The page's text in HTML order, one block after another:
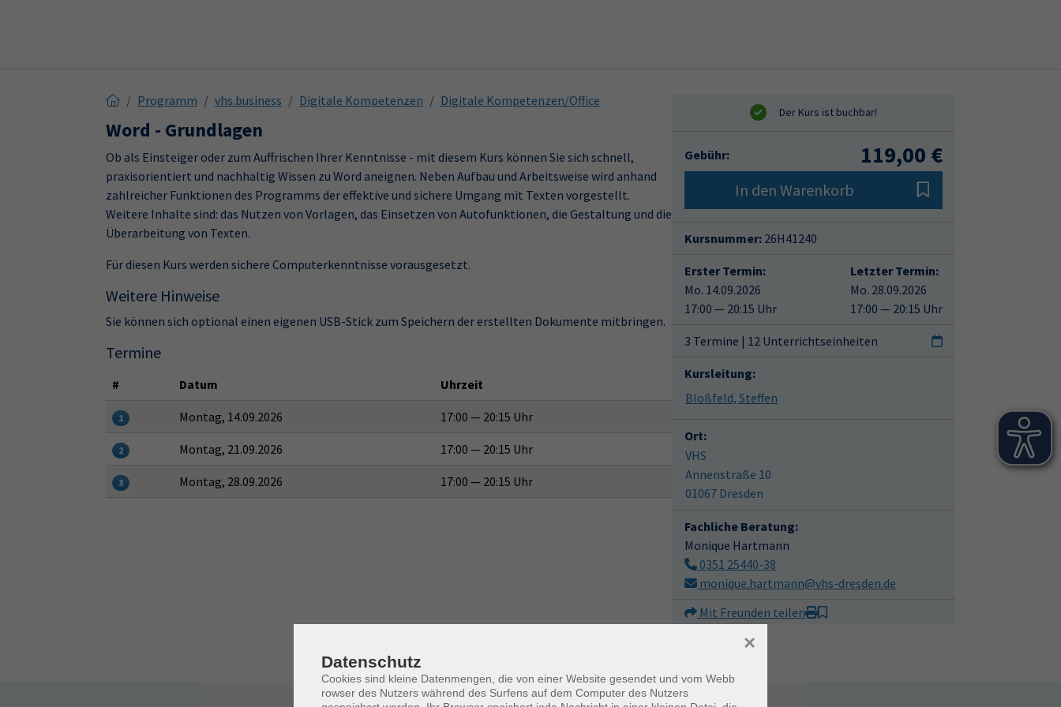
Programm vhs.business Digitale Kompetenzen Digitale Kompetenzen/Office
Word - Grundlagen
Ob als Einsteiger oder zum Auffrischen Ihrer Kenntnisse - mit diesem Kurs können Sie sich schnell,
praxisorientiert und nachhaltig Wissen zu Word aneignen. Neben Aufbau und Arbeitsweise wird anhand
zahlreicher Funktionen des Programms der effektive und sichere Umgang mit Texten vorgestellt.
Weitere Inhalte sind: das Nutzen von Vorlagen, das Einsetzen von Autofunktionen, die Gestaltung und die
Überarbeitung von Texten.
Für diesen Kurs werden sichere Computerkenntnisse vorausgesetzt.
Weitere Hinweise
Sie können sich optional einen eigenen USB-Stick zum Speichern der erstellten Dokumente mitbringen.
Termine
# Datum Uhrzeit
1 Montag, 14.09.2026 17:00 — 20:15 Uhr
2 Montag, 21.09.2026 17:00 — 20:15 Uhr
3 Montag, 28.09.2026 17:00 — 20:15 Uhr
Gebühr: 119,00 €
In den Warenkorb
Kursnummer: 26H41240
Erster Termin:
Mo. 14.09.2026
17:00 — 20:15 Uhr
Letzter Termin:
Mo. 28.09.2026
17:00 — 20:15 Uhr
3 Termine | 12 Unterrichtseinheiten
Kursleitung:
Bloßfeld, Steffen
Ort:
VHS
Annenstraße 10
01067 Dresden
Fachliche Beratung:
Monique Hartmann
0351 25440-38
monique.hartmann@vhs-dresden.de
Mit Freunden teilen
Datenschutz
Cookies sind kleine Datenmengen, die von einer Website gesendet und vom Webb
rowser des Nutzers während des Surfens auf dem Computer des Nutzers
×